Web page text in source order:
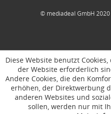
© mediadeal GmbH
Diese Website benutzt
der Website erforderlich
Andere Cookies, die den
erhöhen, der Direktwerbung
anderen Websites und
sollen, werden nur mit